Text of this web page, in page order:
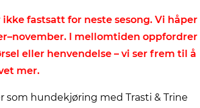
fastsatt for neste sesong. Vi håper
I mellomtiden oppfordrer
eller henvendelse – vi ser frem til å
mer.
som hundekjøring med Trasti & Trine